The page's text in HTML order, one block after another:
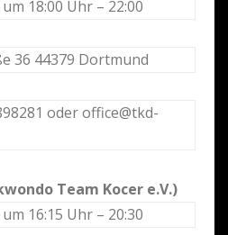
18:00 Uhr – 22:00
36 44379 Dortmund
oder office@tkd-
Team Kocer e.V.)
16:15 Uhr – 20:30